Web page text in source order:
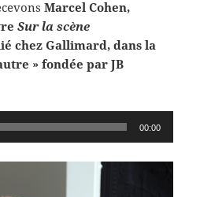
Marcel Cohen,
Sur la scène
chez Gallimard, dans la
» fondée par JB
00:00